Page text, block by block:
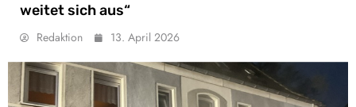
weitet sich aus“
Redaktion 13. April 2026